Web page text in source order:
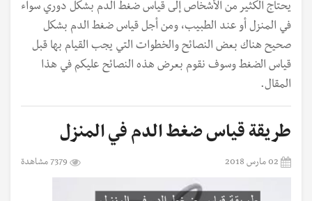
يحتاج الكثير من الأشخاص إلى قياس ضغط الدم بشكل دوري سواء
في المنزل أو عند الطبيب، ومن أجل قياس ضغط الدم بشكل
صحيح هناك بعض النصائح والخطوات التي يجب القيام بها قبل
قياس الضغط وسوف نقوم بعرض هذه النصائح عليكم في هذا
المقال.
طريقة قياس ضغط الدم في المنزل
02 مارس 2018 7379 مشاهدة